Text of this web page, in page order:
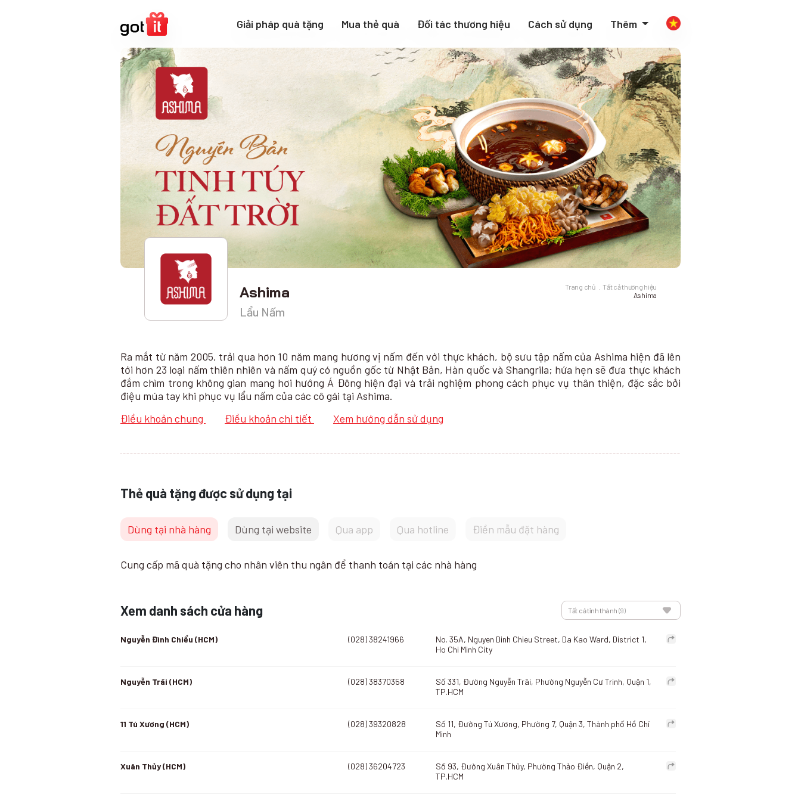
Giải pháp quà tặng Mua thẻ quà Đối tác thương hiệu Cách sử dụng Thêm
Ashima
Lẩu Nấm
Trang chủ
Tất cả thương hiệu
Ashima
Ra mắt từ năm 2005, trải qua hơn 10 năm mang hương vị nấm đến với thực khách, bộ sưu tập nấm của Ashima hiện đã lên
tới hơn 23 loại nấm thiên nhiên và nấm quý có nguồn gốc từ Nhật Bản, Hàn quốc và Shangrila; hứa hẹn sẽ đưa thực khách
đắm chìm trong không gian mang hơi hướng Á Đông hiện đại và trải nghiệm phong cách phục vụ thân thiện, đặc sắc bởi
điệu múa tay khi phục vụ lẩu nấm của các cô gái tại Ashima.
Điều khoản chung
Điều khoản chi tiết Xem hướng dẫn sử dụng
Thẻ quà tặng được sử dụng tại
Dùng tại nhà hàng Dùng tại website Qua app Qua hotline Điền mẫu đặt hàng
Cung cấp mã quà tặng cho nhân viên thu ngân để thanh toán tại các nhà hàng
Xem danh sách cửa hàng Tất cả tỉnh thành (9)
Nguyễn Đình Chiểu (HCM) (028) 38241966
No. 35A, Nguyen Dinh Chieu Street, Da Kao Ward, District 1,
Ho Chi Minh City
Nguyễn Trãi (HCM) (028) 38370358
Số 331, Đường Nguyễn Trãi, Phường Nguyễn Cư Trinh, Quận 1,
TP.HCM
11 Tú Xương (HCM) (028) 39320828
Số 11, Đường Tú Xương, Phường 7, Quận 3, Thành phố Hồ Chí
Minh
Xuân Thủy (HCM) (028) 36204723
Số 93, Đường Xuân Thủy, Phường Thảo Điền, Quận 2,
TP.HCM